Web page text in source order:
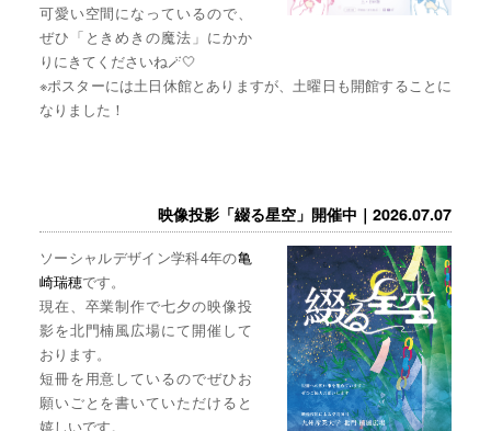
可愛い空間になっているので、
ぜひ「ときめきの魔法」にかか
りにきてくださいね🪄🤍
※ポスターには土日休館とありますが、土曜日も開館することに
なりました！
映像投影「綴る星空」開催中｜2026.07.07
ソーシャルデザイン学科4年の亀
崎瑞穂です。
現在、卒業制作で七夕の映像投
影を北門楠風広場にて開催して
おります。
短冊を用意しているのでぜひお
願いごとを書いていただけると
嬉しいです。